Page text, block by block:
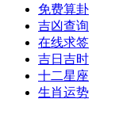
免费算卦
吉凶查询
在线求签
吉日吉时
十二星座
生肖运势